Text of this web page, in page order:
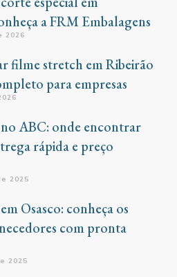
a FRM Embalagens
2026
filme stretch em Ribeirão
para empresas
ABC: onde encontrar
rápida e preço
2025
Osasco: conheça os
com pronta
2025